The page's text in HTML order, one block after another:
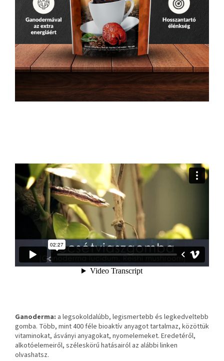
Ganoderma: a legsokoldalúbb, legismertebb és legkedveltebb
gomba. Több, mint 400 féle bioaktív anyagot tartalmaz, közöttük
vitaminokat, ásványi anyagokat, nyomelemeket. Eredetéről,
alkotóelemeiről, széleskörű hatásairól az alábbi linken
olvashatsz.